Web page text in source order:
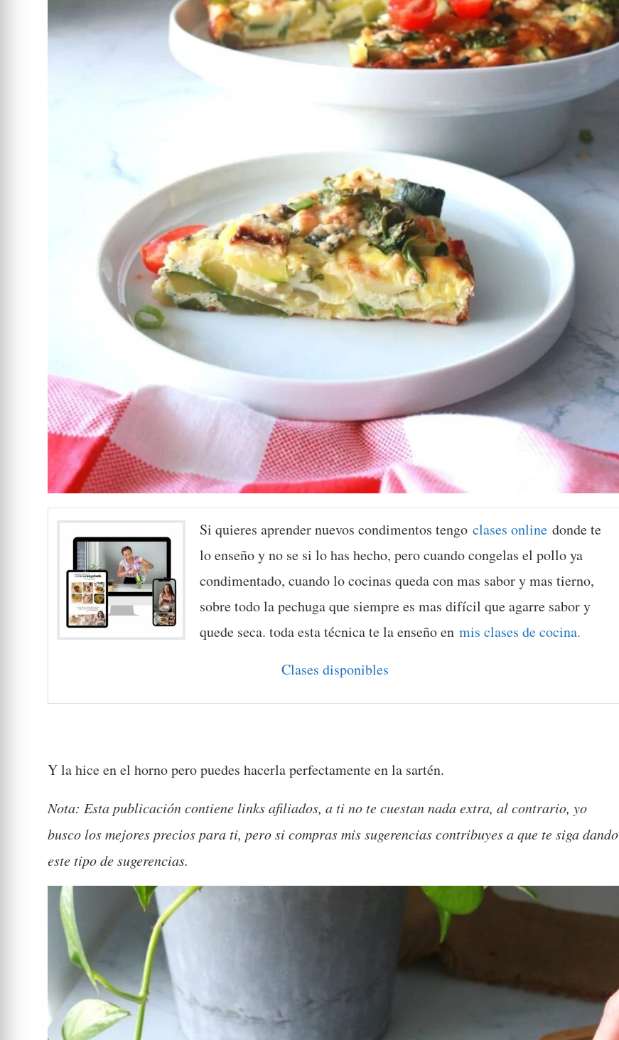
Si quieres aprender nuevos condimentos tengoclases online donde te
lo enseño y no se si lo has hecho, pero cuando congelas el pollo ya
condimentado, cuando lo cocinas queda con mas sabor y mas tierno,
sobre todo la pechuga que siempre es mas difícil que agarre sabor y
quede seca. toda esta técnica te la enseño enmis clases de cocina.
Clases disponibles
Y la hice en el horno pero puedes hacerla perfectamente en la sartén.
Nota: Esta publicación contiene links afiliados, a ti no te cuestan nada extra, al contrario, yo
busco los mejores precios para ti, pero si compras mis sugerencias contribuyes a que te siga dando
este tipo de sugerencias.